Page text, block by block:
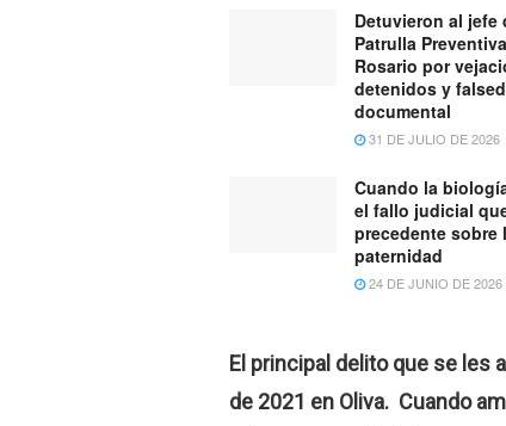
Detuvieron al jefe
Patrulla
Rosario por
detenidos y
documental
31 DE JULIO DE 2026
Cuando la
el fallo judicial
precedente sobre
paternidad
24 DE JUNIO DE 2026
El principal delito que se les
de 2021 en Oliva. Cuando